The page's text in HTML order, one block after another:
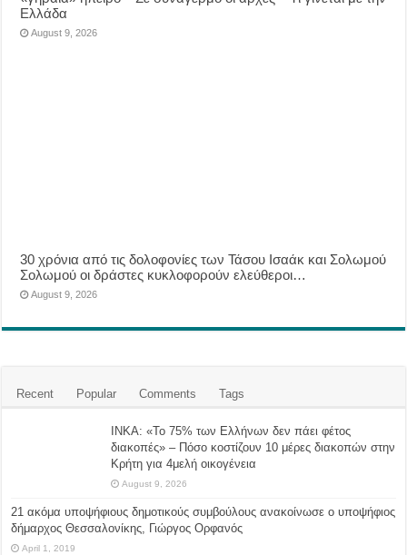
Ελλάδα
August 9, 2026
30 χρόνια από τις δολοφονίες των Τάσου Ισαάκ και Σολωμού
Σολωμού οι δράστες κυκλοφορούν ελεύθεροι…
August 9, 2026
Recent Popular Comments Tags
ΙΝΚΑ: «Το 75% των Ελλήνων δεν πάει φέτος
διακοπές» – Πόσο κοστίζουν 10 μέρες διακοπών στην
Κρήτη για 4μελή οικογένεια
August 9, 2026
21 ακόμα υποψήφιους δημοτικούς συμβούλους ανακοίνωσε ο υποψήφιος
δήμαρχος Θεσσαλονίκης, Γιώργος Ορφανός
April 1, 2019